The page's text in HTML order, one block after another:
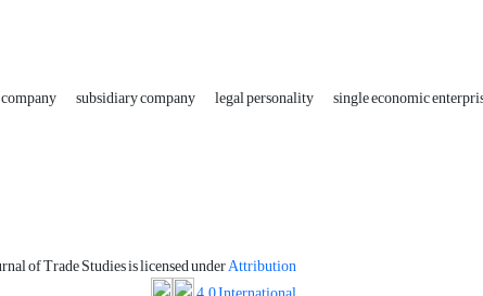
subsidiary company legal personality single economic
of Trade Studies is licensed underAttribution